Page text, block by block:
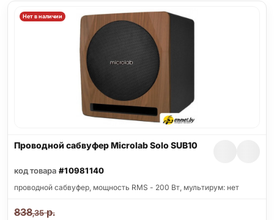
Нет в наличии
Проводной сабвуфер Microlab Solo SUB10
код товара #10981140
проводной сабвуфер, мощность RMS - 200 Вт, мультирум: нет
838,35р.